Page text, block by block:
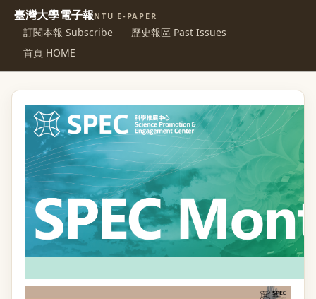
臺灣大學電子報NTU E-PAPER
訂閱本報 Subscribe
歷史報區 Past Issues
首頁 HOME